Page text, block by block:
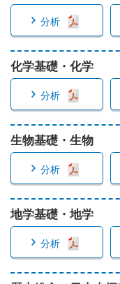
分析
化学基礎・化学
分析
生物基礎・生物
分析
地学基礎・地学
分析